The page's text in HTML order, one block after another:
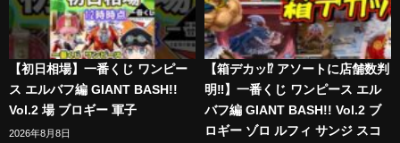
【初日相場】一番くじ ワンピー
ス エルバフ編 GIANT BASH!!
Vol.2 場 ブロギー 軍子
2026年8月8日
【箱デカッ⁉︎ アソートに店舗数判
明‼︎】一番くじ ワンピース エル
バフ編 GIANT BASH!! Vol.2 ブ
ロギー ゾロ ルフィ サンジ スコ